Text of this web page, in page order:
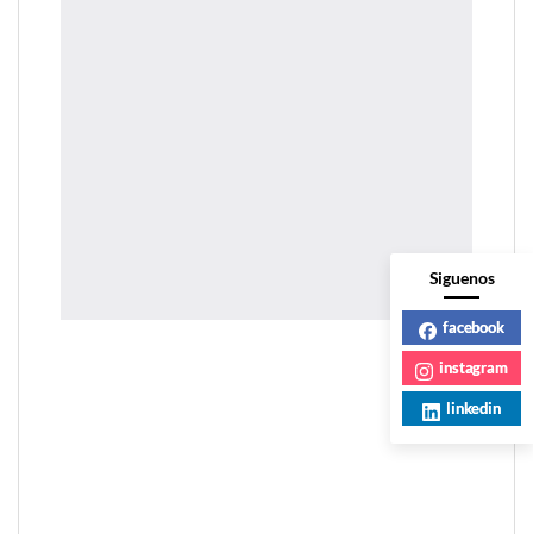
Siguenos
facebook
instagram
linkedin